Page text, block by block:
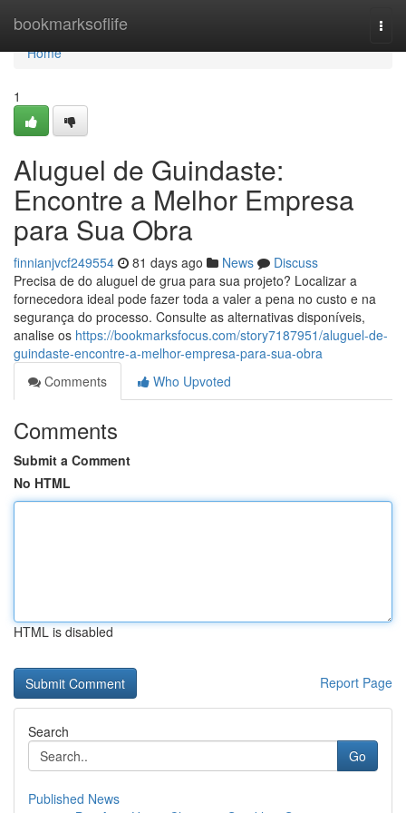
bookmarksoflife
Home
Home
1
Aluguel de Guindaste:
Encontre a Melhor Empresa
para Sua Obra
finnianjvcf249554 81 days ago News
Discuss
Precisa de do aluguel de grua para sua projeto? Localizar a
fornecedora ideal pode fazer toda a valer a pena no custo e na
segurança do processo. Consulte as alternativas disponíveis,
analise os https://bookmarksfocus.com/story7187951/aluguel-de-
guindaste-encontre-a-melhor-empresa-para-sua-obra
Comments
Who Upvoted
Comments
Submit a Comment
No HTML
HTML is disabled
Report Page
Search
Go
Published News